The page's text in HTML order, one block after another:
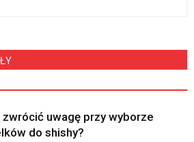
zwrócić uwagę przy wyborze
do shishy?